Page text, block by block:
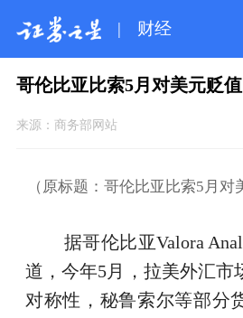
| 财经
哥伦比亚比索5月对美元贬
来源： 商务部网站
（原标题：哥伦比亚比索5月对
据哥伦比亚Valora
道，今年5月，拉美外汇市
对称性，秘鲁索尔等部分